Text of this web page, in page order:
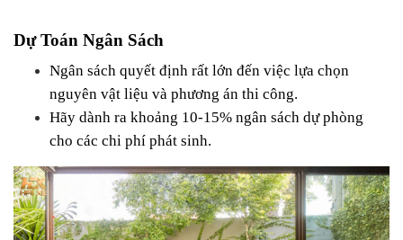
Dự Toán Ngân Sách
Ngân sách quyết định rất lớn đến việc lựa chọn
nguyên vật liệu và phương án thi công.
Hãy dành ra khoảng 10-15% ngân sách dự phòng
cho các chi phí phát sinh.